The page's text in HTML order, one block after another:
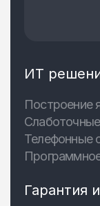
ИТ
Построение
Телефонные
Гарантия